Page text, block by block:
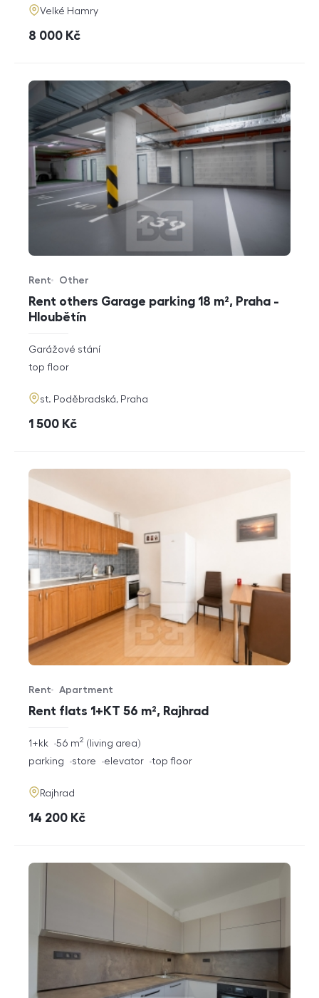
adresa
Velké Hamry
cena
8 000 Kč
Rent others Garage parking 18 m², Praha -
Hloubětín
Offer type
Rent
Property type
Other
rozměry
disposition
Garážové stání
funkce
top floor
adresa
st. Poděbradská, Praha
cena
1 500 Kč
Rent flats 1+KT 56 m², Rajhrad
Offer type
Rent
Property type
Apartment
rozměry
disposition
1+kk living area
56 m2
funkce
parking store elevator top floor
adresa
Rajhrad
cena
14 200 Kč